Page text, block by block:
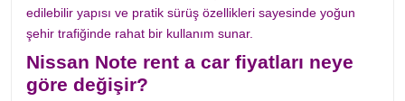
edilebilir yapısı ve pratik sürüş özellikleri sayesinde yoğun
şehir trafiğinde rahat bir kullanım sunar.
Nissan Note rent a car fiyatları neye
göre değişir?